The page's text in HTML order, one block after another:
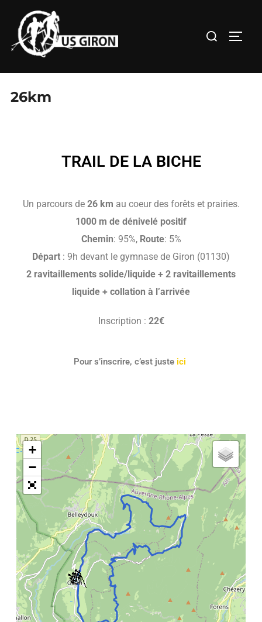
26km
TRAIL DE LA BICHE
Un parcours de 26 km au coeur des forêts et prairies.
1000 m de dénivelé positif
Chemin: 95%, Route: 5%
Départ : 9h devant le gymnase de Giron (01130)
2 ravitaillements solide/liquide + 2 ravitaillements
liquide + collation à l’arrivée
Inscription : 22€
Pour s’inscrire, c’est juste ici
+
−